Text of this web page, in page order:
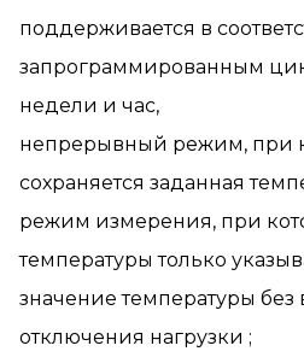
поддерживается в
запрограммированным
недели и час,
непрерывный режим, при
сохраняется заданная
режим измерения, при
температуры только
значение температуры
отключения нагрузки ;